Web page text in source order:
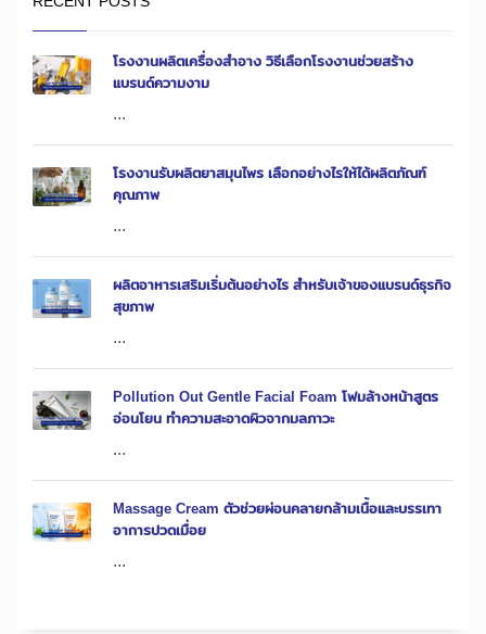
โรงงานผลิตเครื่องสำอาง วิธีเลือกโรงงานช่วยสร้าง
แบรนด์ความงาม
...
โรงงานรับผลิตยาสมุนไพร เลือกอย่างไรให้ได้ผลิตภัณฑ์
คุณภาพ
...
ผลิตอาหารเสริมเริ่มต้นอย่างไร สำหรับเจ้าของแบรนด์ธุรกิจ
สุขภาพ
...
Pollution Out Gentle Facial Foam โฟมล้างหน้าสูตร
อ่อนโยน ทำความสะอาดผิวจากมลภาวะ
...
Massage Cream ตัวช่วยผ่อนคลายกล้ามเนื้อและบรรเทา
อาการปวดเมื่อย
...